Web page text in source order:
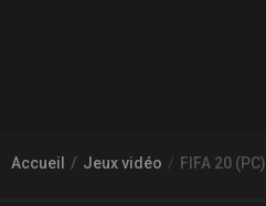
Accueil Jeux vidéo FIFA 20 (PC)